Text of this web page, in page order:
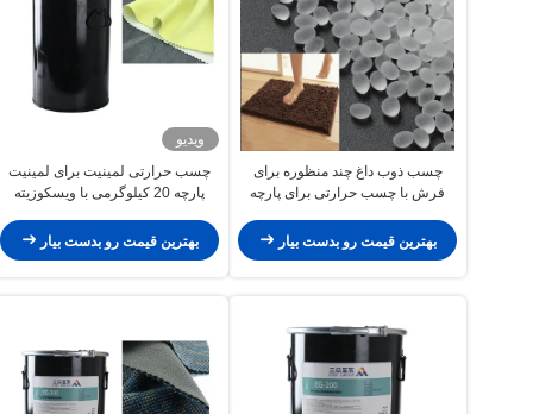
چسب ذوب داغ چند منظوره برای
فرش با چسب حرارتی برای پارچه
بهترین قیمت رو بدست بیار
ویدیو
چسب حرارتی لمینیت برای لمینیت
پارچه 20 کیلوگرمی با ویسکوزیته
بهترین قیمت رو بدست بیار